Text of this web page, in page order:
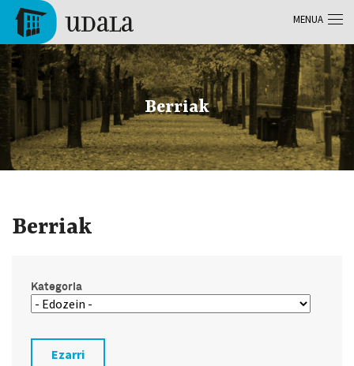
Skip to main content
Tolosa
Berriak
Berriak
Kategoria
Ezarri
MENUA